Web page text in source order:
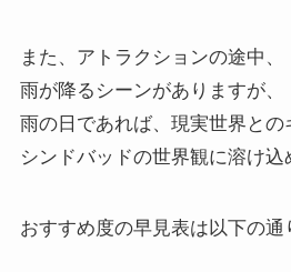
また、アトラクションの途中、
雨が降るシーンがありますが、
雨の日であれば、現実世界との
シンドバッドの世界観に溶け込
おすすめ度の早見表は以下の通